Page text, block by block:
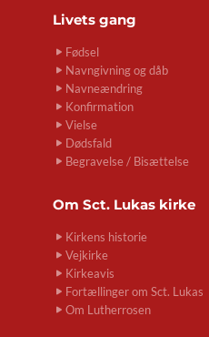
Livets gang
Fødsel
Navngivning og dåb
Navneændring
Konfirmation
Vielse
Dødsfald
Begravelse / Bisættelse
Om Sct. Lukas kirke
Kirkens historie
Vejkirke
Kirkeavis
Fortællinger om Sct. Lukas
Om Lutherrosen